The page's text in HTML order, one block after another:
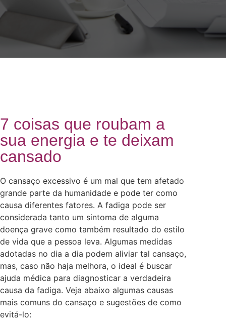
7 coisas que roubam a
sua energia e te deixam
cansado
O cansaço excessivo é um mal que tem afetado
grande parte da humanidade e pode ter como
causa diferentes fatores. A fadiga pode ser
considerada tanto um sintoma de alguma
doença grave como também resultado do estilo
de vida que a pessoa leva. Algumas medidas
adotadas no dia a dia podem aliviar tal cansaço,
mas, caso não haja melhora, o ideal é buscar
ajuda médica para diagnosticar a verdadeira
causa da fadiga. Veja abaixo algumas causas
mais comuns do cansaço e sugestões de como
evitá-lo: